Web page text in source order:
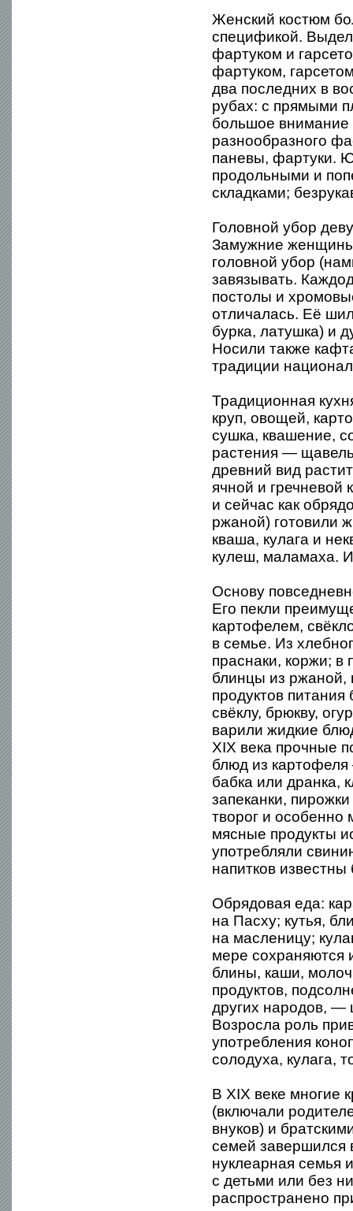
Женский костюм
спецификой.
фартуком и
фартуком,
два последних в
рубах: с прямыми
большое
разнообразного
паневы, фартуки.
продольными и
складками;
Головной убор
Замужние женщины
головной убор
завязывать.
постолы и
отличалась. Её
бурка, латушка) и
Носили также
традиции
Традиционная
круп, овощей,
сушка, квашение,
растения —
древний вид
ячной и гречневой
и сейчас как
ржаной) готовили
кваша, кулага и
кулеш, маламаха.
Основу
Его пекли
картофелем,
в семье. Из
праснаки, коржи;
блинцы из ржаной,
продуктов
свёклу, брюкву,
варили жидкие
XIX века прочные
блюд из
бабка или дранка,
запеканки,
творог и
мясные продукты
употребляли
напитков
Обрядовая еда:
на Пасху; кутья,
на масленицу;
мере сохраняются
блины, каши,
продуктов,
других народов, —
Возросла роль
употребления
солодуха, кулага,
В XIX веке многие
(включали
внуков) и
семей завершился
нуклеарная семья
с детьми или без
распространено